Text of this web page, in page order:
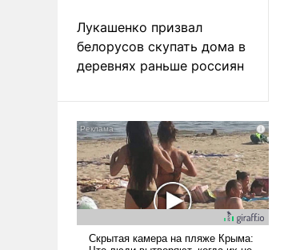
Лукашенко призвал
белорусов скупать дома в
деревнях раньше россиян